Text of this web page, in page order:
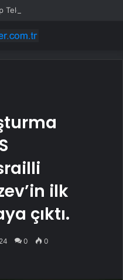
ilk
çıktı.
0 0